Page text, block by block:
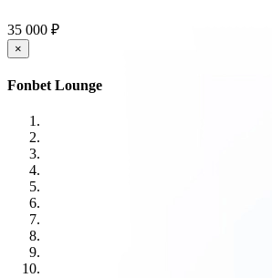
35 000 ₽
×
Fonbet Lounge